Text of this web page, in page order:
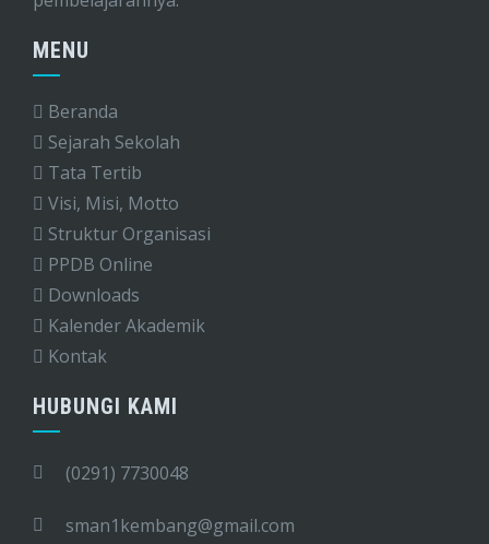
MENU
Beranda
Sejarah Sekolah
Tata Tertib
Visi, Misi, Motto
Struktur Organisasi
PPDB Online
Downloads
Kalender Akademik
Kontak
HUBUNGI KAMI
(0291) 7730048
sman1kembang@gmail.com